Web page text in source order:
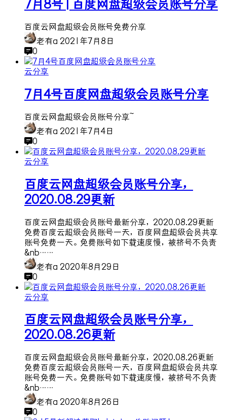
7月8号 | 百度网盘超级会员账号分享
百度云网盘超级会员账号免费分享
老有a 2021年7月8日
0
云分享
7月4号百度网盘超级会员账号分享
百度云网盘超级会员账号分享~
老有a 2021年7月4日
0
云分享
百度云网盘超级会员账号分享，
2020.08.29更新
百度云网盘超级会员账号最新分享，2020.08.29更新
免费百度云超级会员账号一天，百度网盘超级会员共享
账号免费一天。 免费账号如下载速度慢，被挤号不负责
&nb……
老有a 2020年8月29日
0
云分享
百度云网盘超级会员账号分享，
2020.08.26更新
百度云网盘超级会员账号最新分享，2020.08.26更新
免费百度云超级会员账号一天，百度网盘超级会员共享
账号免费一天。 免费账号如下载速度慢，被挤号不负责
&nb……
老有a 2020年8月26日
0